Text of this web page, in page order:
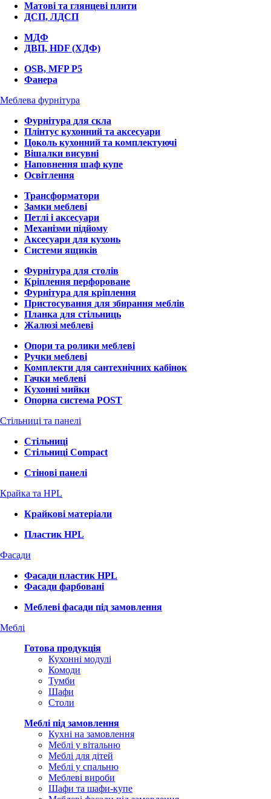
Матові та глянцеві плити
ДСП, ЛДСП
МДФ
ДВП, HDF (ХДФ)
OSB, MFP P5
Фанера
Меблева фурнітура
Фурнітура для скла
Плінтус кухонний та аксесуари
Цоколь кухонний та комплектуючі
Вішалки висувні
Наповнення шаф купе
Освітлення
Трансформатори
Замки меблеві
Петлі і аксесуари
Механізми підйому
Аксесуари для кухонь
Системи ящиків
Фурнітура для столів
Кріплення перфороване
Фурнітура для кріплення
Пристосування для збирання меблів
Планка для стільниць
Жалюзі меблеві
Опори та ролики меблеві
Ручки меблеві
Комплекти для сантехнічних кабінок
Гачки меблеві
Кухонні мийки
Опорна система POST
Стільниці та панелі
Стільниці
Стільниці Compact
Стінові панелі
Крайка та HPL
Крайкові матеріали
Пластик HPL
Фасади
Фасади пластик HPL
Фасади фарбовані
Меблеві фасади під замовлення
Меблі
Готова продукція
Кухонні модулі
Комоди
Тумби
Шафи
Столи
Меблі під замовлення
Кухні на замовлення
Меблі у вітальню
Меблі для дітей
Меблі у спальню
Меблеві вироби
Шафи та шафи-купе